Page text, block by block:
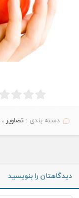
دسته بندی :تصاویر ،
دیدگاهتان را بنویسید